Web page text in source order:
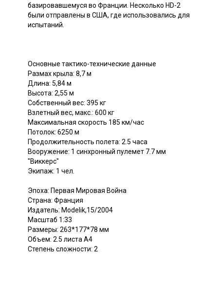
базировавшемуся во Франции. Несколько HD-2
были отправлены в США, где использовались для
испытаний.
Основные тактико-технические данные
Размах крыла: 8,7 м
Длина: 5,84 м
Высота: 2,55 м
Собственный вес: 395 кг
Взлетный вес, макс.: 600 кг
Максимальная скорость 185 км/час
Потолок: 6250 м
Продолжительность полета: 2.5 часа
Вооружение: 1 синхронный пулемет 7.7 мм
"Виккерс"
Экипаж: 1 чел.
Эпоха: Первая Мировая Война
Страна: Франция
Издатель: Modelik,15/2004
Масштаб 1:33
Размеры: 263*177*78 мм
Объем: 2.5 листа А4
Степень сложности: 2